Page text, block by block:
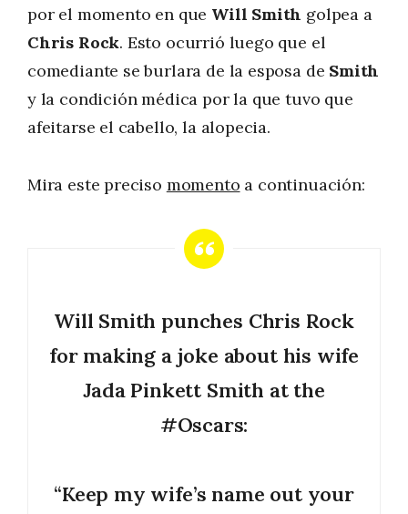
por el momento en que Will Smith golpea a
Chris Rock. Esto ocurrió luego que el
comediante se burlara de la esposa de Smith
y la condición médica por la que tuvo que
afeitarse el cabello, la alopecia.
Mira este preciso momento a continuación:
Will Smith punches Chris Rock
for making a joke about his wife
Jada Pinkett Smith at the
#Oscars:
“Keep my wife’s name out your